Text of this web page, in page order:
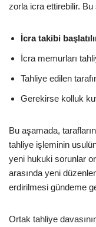
zorla icra ettirebilir. Bu
İcra takibi
İcra memurları
Tahliye edilen
Gerekirse kolluk
Bu aşamada,
tahliye işleminin
yeni hukuki sorunlar
arasında yeni
erdirilmesi gündeme
Ortak tahliye